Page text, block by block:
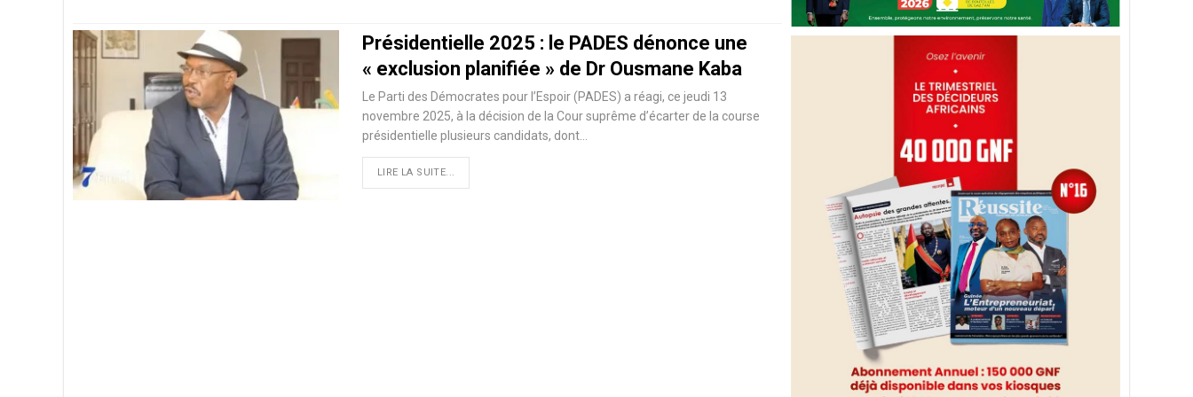
Présidentielle 2025 : le PADES dénonce une
« exclusion planifiée » de Dr Ousmane Kaba
Le Parti des Démocrates pour l’Espoir (PADES) a réagi, ce jeudi 13
novembre 2025, à la décision de la Cour suprême d’écarter de la course
présidentielle plusieurs candidats, dont…
LIRE LA SUITE...